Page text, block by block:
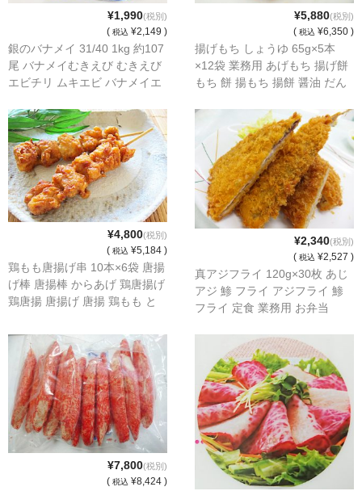
¥1,990(税別)
( 税込 ¥2,149 )
銀のバナメイ 31/40 1kg 約107
尾 バナメイむきえび むきえび
エビチリ ムキエビ バナメイエ
¥5,880(税別)
( 税込 ¥6,350 )
揚げもち しょうゆ 65g×5本
×12袋 業務用 あげもち 揚げ餅
もち 餅 揚もち 揚餅 醤油 だん
¥4,800(税別)
( 税込 ¥5,184 )
鶏もも唐揚げ串 10本×6袋 唐揚
げ棒 唐揚棒 からあげ 鶏唐揚げ
鶏唐揚 唐揚げ 唐揚 鶏もも と
¥2,340(税別)
( 税込 ¥2,527 )
真アジフライ 120g×30枚 あじ
アジ 鯵 フライ アジフライ 鯵
フライ 定食 業務用 お弁当
¥7,800(税別)
( 税込 ¥8,424 )